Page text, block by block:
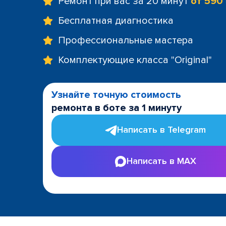
Бесплатная диагностика
Профессиональные мастера
Комплектующие класса "Original"
Узнайте точную стоимость
ремонта в боте за 1 минуту
Написать в Telegram
Написать в MAX